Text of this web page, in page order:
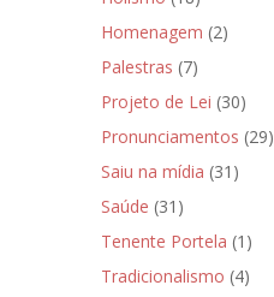
Homenagem (2)
Palestras (7)
Projeto de Lei (30)
Pronunciamentos (29)
Saiu na mídia (31)
Saúde (31)
Tenente Portela (1)
Tradicionalismo (4)